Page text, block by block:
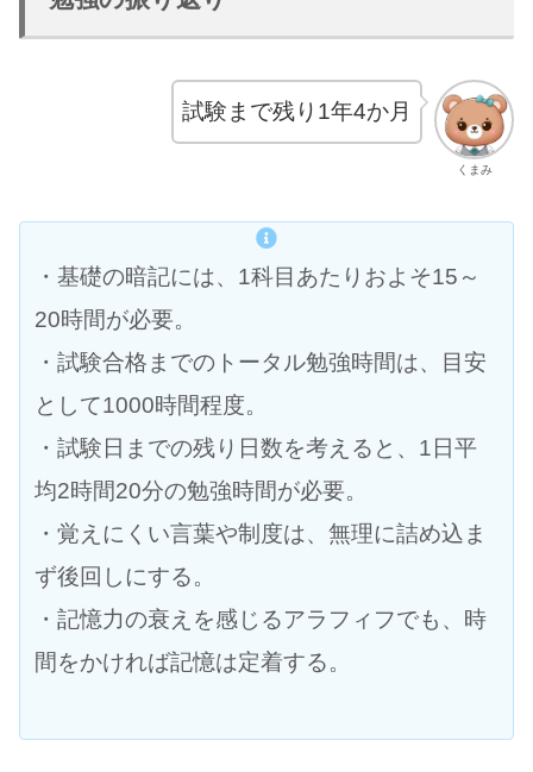
くまみ
試験まで残り1年4か月
・基礎の暗記には、1科目あたりおよそ15～
20時間が必要。
・試験合格までのトータル勉強時間は、目安
として1000時間程度。
・試験日までの残り日数を考えると、1日平
均2時間20分の勉強時間が必要。
・覚えにくい言葉や制度は、無理に詰め込ま
ず後回しにする。
・記憶力の衰えを感じるアラフィフでも、時
間をかければ記憶は定着する。